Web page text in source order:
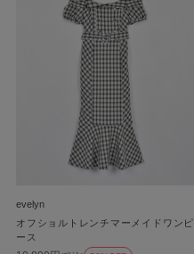
evelyn
オフショルトレンチマーメイドワンピ
ース